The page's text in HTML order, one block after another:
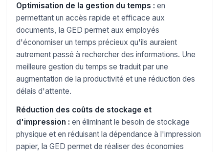
Optimisation de la gestion du temps : en
permettant un accès rapide et efficace aux
documents, la GED permet aux employés
d'économiser un temps précieux qu'ils auraient
autrement passé à rechercher des informations. Une
meilleure gestion du temps se traduit par une
augmentation de la productivité et une réduction des
délais d'attente.
Réduction des coûts de stockage et
d'impression : en éliminant le besoin de stockage
physique et en réduisant la dépendance à l'impression
papier, la GED permet de réaliser des économies